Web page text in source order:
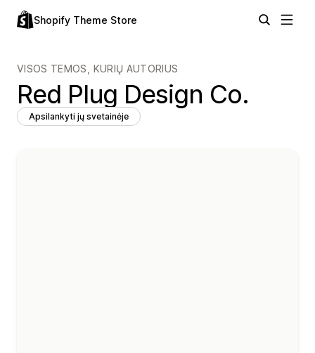
Shopify Theme Store
VISOS TEMOS, KURIŲ AUTORIUS
Red Plug Design Co.
Apsilankyti jų svetainėje